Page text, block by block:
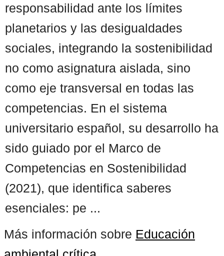
responsabilidad ante los límites
planetarios y las desigualdades
sociales, integrando la sostenibilidad
no como asignatura aislada, sino
como eje transversal en todas las
competencias. En el sistema
universitario español, su desarrollo ha
sido guiado por el Marco de
Competencias en Sostenibilidad
(2021), que identifica saberes
esenciales: pe ...
Más información sobre Educación